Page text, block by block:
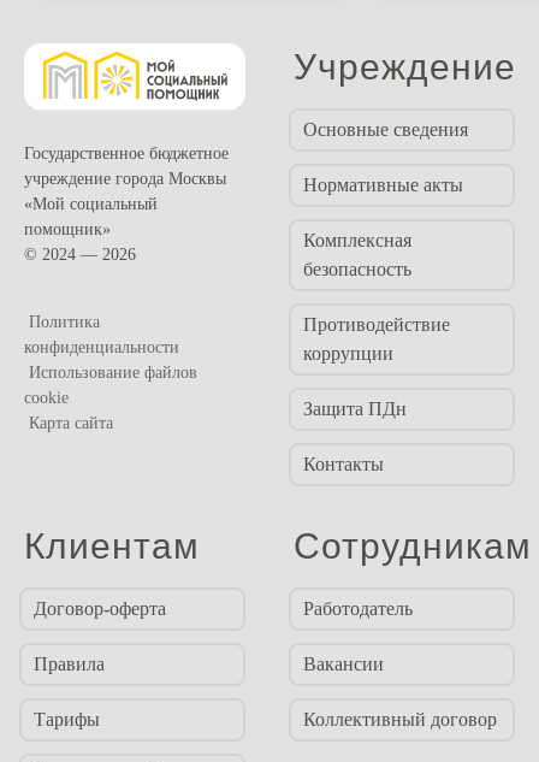
Государственное бюджетное
учреждение города Москвы
«Мой социальный
помощник»
© 2024 — 2026
Политика
конфиденциальности
Использование файлов
cookie
Карта сайта
Учреждение
Основные сведения
Нормативные акты
Комплексная
безопасность
Противодействие
коррупции
Защита ПДн
Контакты
Клиентам
Договор-оферта
Правила
Тарифы
Сотрудникам
Работодатель
Вакансии
Коллективный договор